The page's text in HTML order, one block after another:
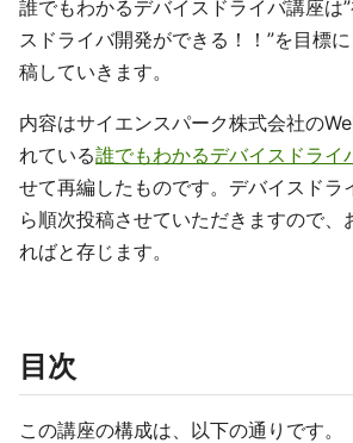
誰でもわかるデバイスドライバ講座は
スドライバ開発ができる！！”を目標
稿していきます。
内容はサイエンスパーク株式会社の
れている誰でもわかるデバイスドライ
せて再編したものです。デバイスドラ
ら順次投稿させていただきますので、
ればと存じます。
目次
この講座の構成は、以下の通りです。